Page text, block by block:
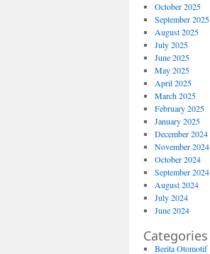
October 2025
September 2025
August 2025
July 2025
June 2025
May 2025
April 2025
March 2025
February 2025
January 2025
December 2024
November 2024
October 2024
September 2024
August 2024
July 2024
June 2024
Categories
Berita Otomotif